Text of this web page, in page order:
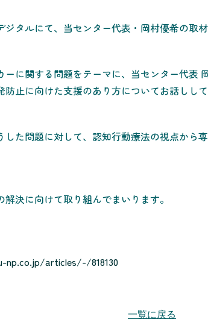
ジタルにて、当センター代表・岡村優希の取
ーに関する問題をテーマに、当センター代表
止に向けた支援のあり方についてお話しして
した問題に対して、認知行動療法の視点から
決に向けて取り組んでまいります。
np.co.jp/articles/-/818130
一覧に戻る